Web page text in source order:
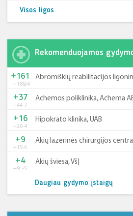
Visos ligos
Rekomenduojamos
+185-24
+161 Abromiškių reabilitacijos
+44-7
+37 Achemos poliklinika, Achema
+20-4
+16 Hipokrato klinika, UAB
+15-6
+9 Akių lazerinės chirurgijos
+9 -5
+4 Akių šviesa, VšĮ
Daugiau gydymo įstaigų